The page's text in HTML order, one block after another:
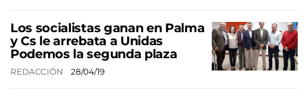
Los socialistas ganan en Palma
y Cs le arrebata a Unidas
Podemos la segunda plaza
REDACCIÓN 28/04/19